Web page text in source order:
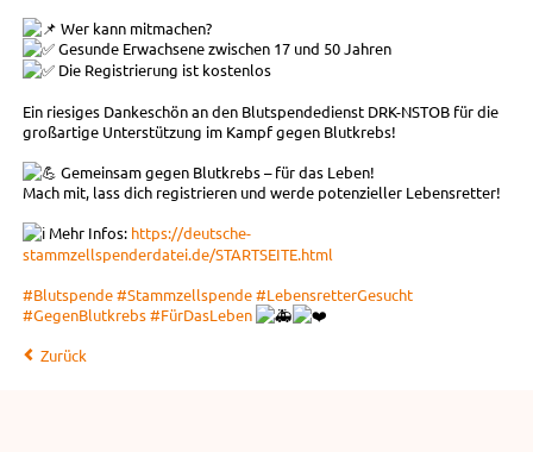
Wer kann mitmachen?
Gesunde Erwachsene zwischen 17 und 50 Jahren
Die Registrierung ist kostenlos
Ein riesiges Dankeschön an den Blutspendedienst DRK-NSTOB für die
großartige Unterstützung im Kampf gegen Blutkrebs!
Gemeinsam gegen Blutkrebs – für das Leben!
Mach mit, lass dich registrieren und werde potenzieller Lebensretter!
Mehr Infos: https://deutsche-
stammzellspenderdatei.de/STARTSEITE.html
#Blutspende#Stammzellspende#LebensretterGesucht
#GegenBlutkrebs#FürDasLeben
Zurück